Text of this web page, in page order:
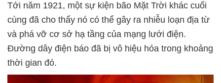
Tới năm 1921, một sự kiện bão Mặt Trời khác cuối
cùng đã cho thấy nó có thể gây ra nhiễu loạn địa từ
và phá vỡ cơ sở hạ tầng của mạng lưới điện.
Đường dây điện báo đã bị vô hiệu hóa trong khoảng
thời gian đó.